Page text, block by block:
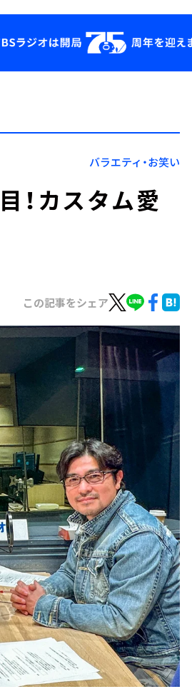
YouTube
会社情報
バラエティ・お笑い
！カスタム愛
この記事をシェア